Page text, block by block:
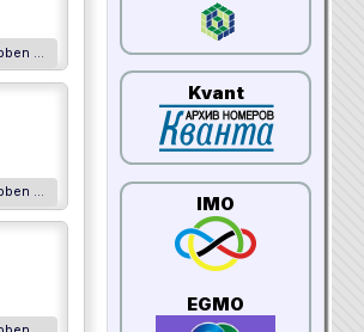
…
…
Kvant
IMO
EGMO